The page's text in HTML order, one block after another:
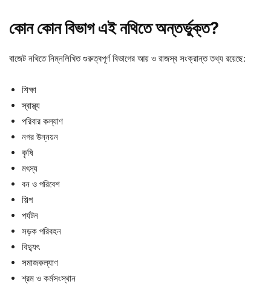
কোন কোন বিভাগ এই নথিতে অন্তর্ভুক্ত?
বাজেট নথিতে নিম্নলিখিত গুরুত্বপূর্ণ বিভাগের আয় ও রাজস্ব সংক্রান্ত তথ্য রয়েছে:
শিক্ষা
স্বাস্থ্য
পরিবার কল্যাণ
নগর উন্নয়ন
কৃষি
মৎস্য
বন ও পরিবেশ
শিল্প
পর্যটন
সড়ক পরিবহন
বিদ্যুৎ
সমাজকল্যাণ
শ্রম ও কর্মসংস্থান